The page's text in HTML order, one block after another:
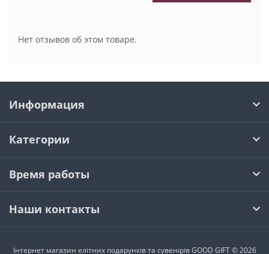
Нет отзывов об этом товаре.
Информация
Категории
Время работы
Наши контакты
Інтернет магазин елітних подарунків та сувенірів GOOD GIFT © 2026